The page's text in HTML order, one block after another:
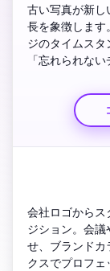
古い写真が新し
長を象徴します
ジのタイムス
「忘れられな
退職者の温か
会社ロゴからス
ジション。会
せ、ブランドカ
クスでプロフ